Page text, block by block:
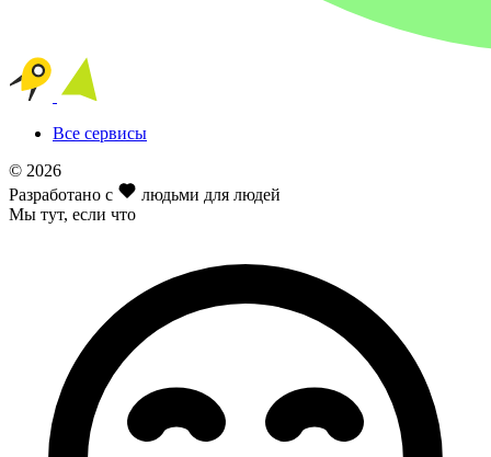
Все сервисы
© 2026
Разработано с
людьми для людей
Мы тут, если что